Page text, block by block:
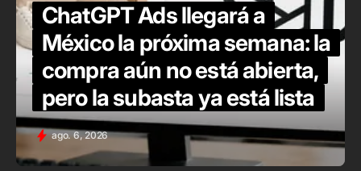
ChatGPT Ads llegará a
México la próxima semana: la
compra aún no está abierta,
pero la subasta ya está lista
ago. 6, 2026